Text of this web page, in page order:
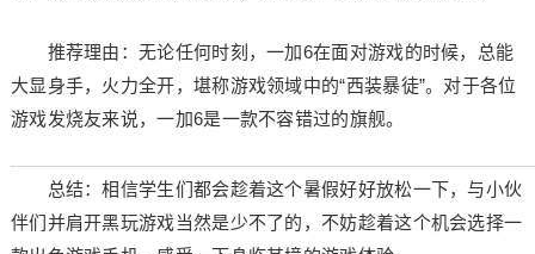
推荐理由：无论任何时刻，一加6在面对游戏的时候，总能
大显身手，火力全开，堪称游戏领域中的“西装暴徒”。对于各位
游戏发烧友来说，一加6是一款不容错过的旗舰。
总结：相信学生们都会趁着这个暑假好好放松一下，与小伙
伴们并肩开黑玩游戏当然是少不了的，不妨趁着这个机会选择一